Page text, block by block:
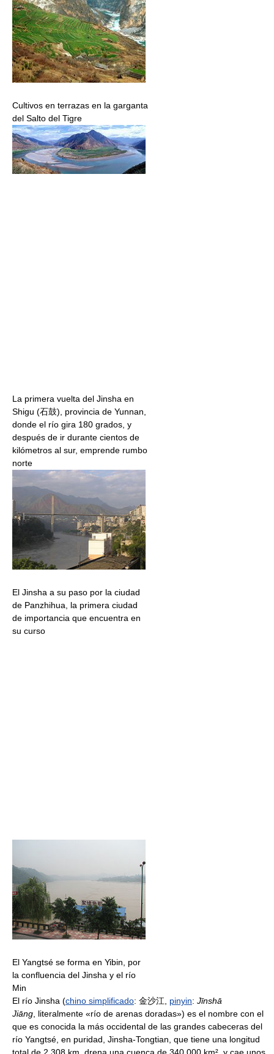
Cultivos en terrazas en la garganta
del Salto del Tigre
La primera vuelta del Jinsha en
Shigu (石鼓), provincia de Yunnan,
donde el río gira 180 grados, y
después de ir durante cientos de
kilómetros al sur, emprende rumbo
norte
El Jinsha a su paso por la ciudad
de Panzhihua, la primera ciudad
de importancia que encuentra en
su curso
El Yangtsé se forma en Yibin, por
la confluencia del Jinsha y el río
Min
El río Jinsha (chino simplificado: 金沙江, pinyin: Jīnshā
Jiāng, literalmente «río de arenas doradas») es el nombre con el
que es conocida la más occidental de las grandes cabeceras del
río Yangtsé, en puridad, Jinsha-Tongtian, que tiene una longitud